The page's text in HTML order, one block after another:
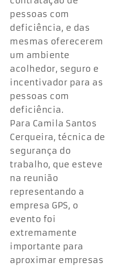
pessoas com
deficiência, e das
mesmas oferecerem
um ambiente
acolhedor, seguro e
incentivador para as
pessoas com
deficiência.
Para Camila Santos
Cerqueira, técnica de
segurança do
trabalho, que esteve
na reunião
representando a
empresa GPS, o
evento foi
extremamente
importante para
aproximar empresas